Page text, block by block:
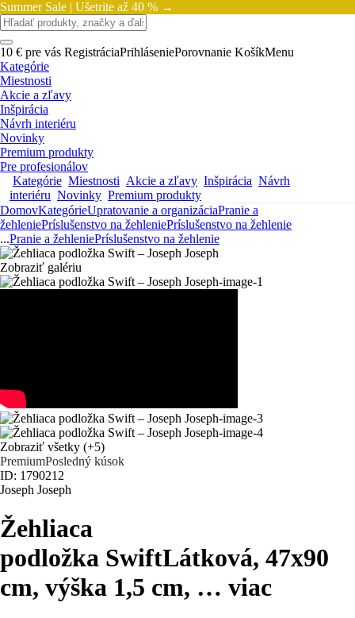
Summer Sale | Ušetrite až 40 % →
10 € pre vás RegistráciaPrihláseniePorovnanie KošíkMenu
Kategórie
Miestnosti
Akcie a zľavy
Inšpirácia
Návrh interiéru
Novinky
Premium produkty
Pre profesionálov
Kategórie Miestnosti Akcie a zľavy Inšpirácia Návrh
interiéru Novinky Premium produkty
DomovKategórieUpratovanie a organizáciaPranie a
žehleniePríslušenstvo na žehleniePríslušenstvo na žehlenie
...Pranie a žehleniePríslušenstvo na žehlenie
Zobraziť galériu
Zobraziť všetky (+5)
PremiumPosledný kúsok
ID: 1790212
Joseph Joseph
Žehliaca
podložka SwiftLátková, 47x90
cm, výška 1,5 cm, … viac